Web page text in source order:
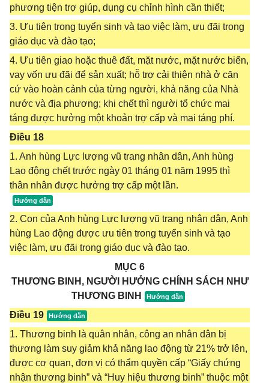
phương tiện trợ giúp, dụng cụ chỉnh hình cần thiết;
3. Ưu tiên trong tuyển sinh và tạo việc làm, ưu đãi trong
giáo dục và đào tạo;
4. Ưu tiên giao hoặc thuê đất, mặt nước, mặt nước biển,
vay vốn ưu đãi để sản xuất; hỗ trợ cải thiện nhà ở căn
cứ vào hoàn cảnh của từng người, khả năng của Nhà
nước và địa phương; khi chết thì người tổ chức mai
táng được hưởng một khoản trợ cấp và mai táng phí.
Điều 18
1. Anh hùng Lực lượng vũ trang nhân dân, Anh hùng
Lao động chết trước ngày 01 tháng 01 năm 1995 thì
thân nhân được hưởng trợ cấp một lần.
2. Con của Anh hùng Lực lượng vũ trang nhân dân, Anh
hùng Lao động được ưu tiên trong tuyển sinh và tạo
việc làm, ưu đãi trong giáo dục và đào tạo.
MỤC 6
THƯƠNG BINH, NGƯỜI HƯỞNG CHÍNH SÁCH NHƯ
THƯƠNG BINH
Điều 19
1. Thương binh là quân nhân, công an nhân dân bị
thương làm suy giảm khả năng lao động từ 21% trở lên,
được cơ quan, đơn vị có thẩm quyền cấp “Giấy chứng
nhận thương binh” và “Huy hiệu thương binh” thuộc một